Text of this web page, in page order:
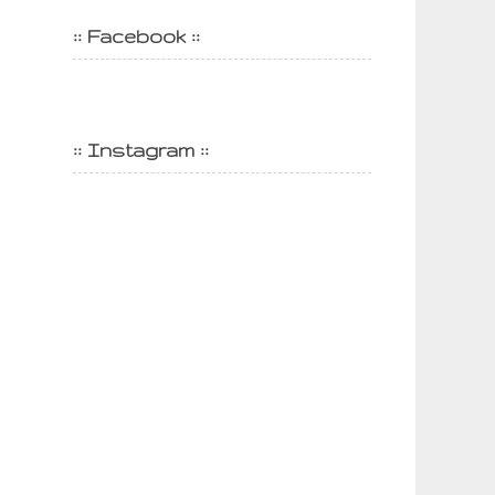
:: Facebook ::
:: Instagram ::